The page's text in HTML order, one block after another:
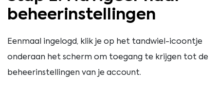
beheerinstellingen
Eenmaal ingelogd, klik je op het tandwiel-icoontje
onderaan het scherm om toegang te krijgen tot de
beheerinstellingen van je account.